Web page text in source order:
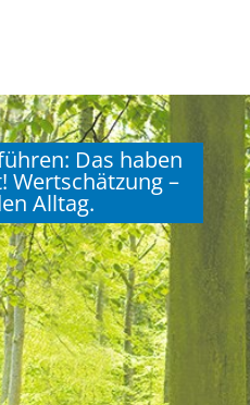
Das haben
Wertschätzung –
Alltag.